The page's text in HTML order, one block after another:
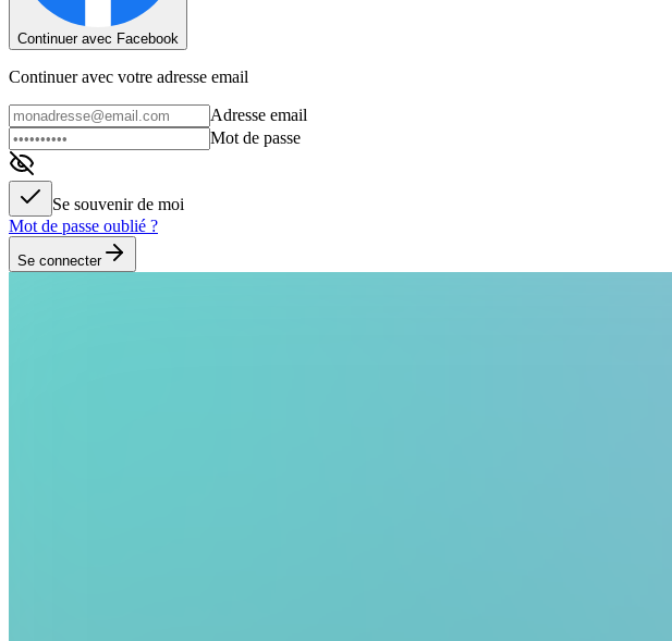
Continuer avec Facebook
Continuer avec votre adresse email
Adresse email
Mot de passe
Se souvenir de moi
Mot de passe oublié ?
Se connecter